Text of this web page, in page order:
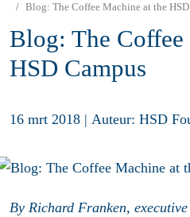
Blog: The Coffee Machine at the
Blog: The
HSD Campus
16 mrt 2018 | Auteur: HSD
By Richard Franken,